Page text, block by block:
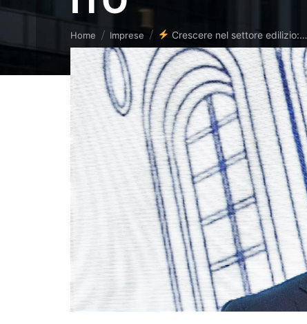
Tu sei qui:
Home Imprese Crescere nel settore edilizio:…